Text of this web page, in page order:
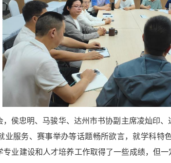
侯忠明、马骏华、达州市书协副主席凌灿印
业服务、赛事举办等话题畅所欲言，就学科
业建设和人才培养工作取得了一些成绩，但